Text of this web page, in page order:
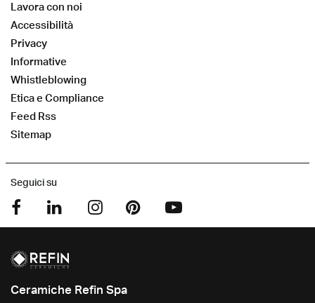
Lavora con noi
Accessibilità
Privacy
Informative
Whistleblowing
Etica e Compliance
Feed Rss
Sitemap
Seguici su
Ceramiche Refin Spa